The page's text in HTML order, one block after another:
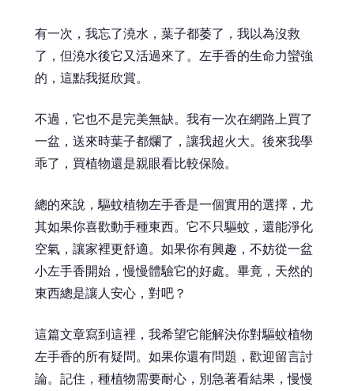
有一次，我忘了澆水，葉子都萎了，我以為沒救
了，但澆水後它又活過來了。左手香的生命力蠻強
的，這點我挺欣賞。
不過，它也不是完美無缺。我有一次在網路上買了
一盆，送來時葉子都爛了，讓我超火大。後來我學
乖了，買植物還是親眼看比較保險。
總的來說，驅蚊植物左手香是一個實用的選擇，尤
其如果你喜歡動手種東西。它不只驅蚊，還能淨化
空氣，讓家裡更舒適。如果你有興趣，不妨從一盆
小左手香開始，慢慢體驗它的好處。畢竟，天然的
東西總是讓人安心，對吧？
這篇文章寫到這裡，我希望它能解決你對驅蚊植物
左手香的所有疑問。如果你還有問題，歡迎留言討
論。記住，種植物需要耐心，別急著看結果，慢慢